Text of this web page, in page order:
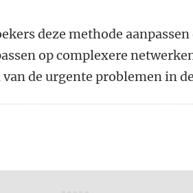
deze methode
op complexere
de urgente problemen in